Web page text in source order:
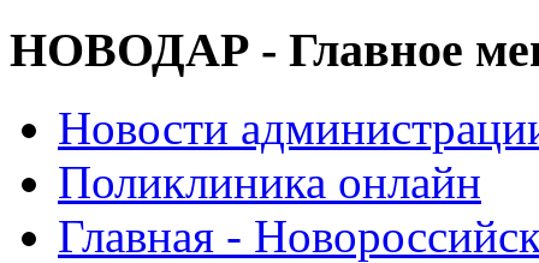
НОВОДАР - Главное
Новости
Поликлиника онлайн
Главная -